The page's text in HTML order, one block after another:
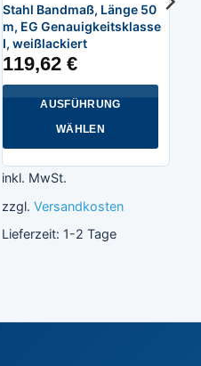
Stahl Bandmaß, Länge 50
m, EG Genauigkeitsklasse
I, weißlackiert
119,62 €
AUSFÜHRUNG
WÄHLEN
Produkt
mehrere
Varianten
auf
inkl. MwSt.
zzgl. Versandkosten
Lieferzeit: 1-2 Tage